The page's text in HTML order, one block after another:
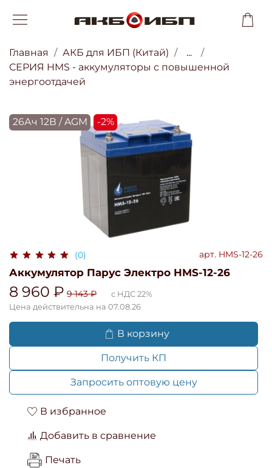
Главная АКБ для ИБП (Китай)
...
СЕРИЯ HMS - аккумуляторы с повышенной
энергоотдачей
26Ач 12В / AGM -2%
(0) арт. HMS-12-26
Аккумулятор Парус Электро HMS-12-26
8 960 ₽ 9 143 ₽
с НДС 22%
Цена действительна на 07.08.26
В корзину
Получить КП
Запросить оптовую цену
В избранное
Добавить в сравнение
Печать